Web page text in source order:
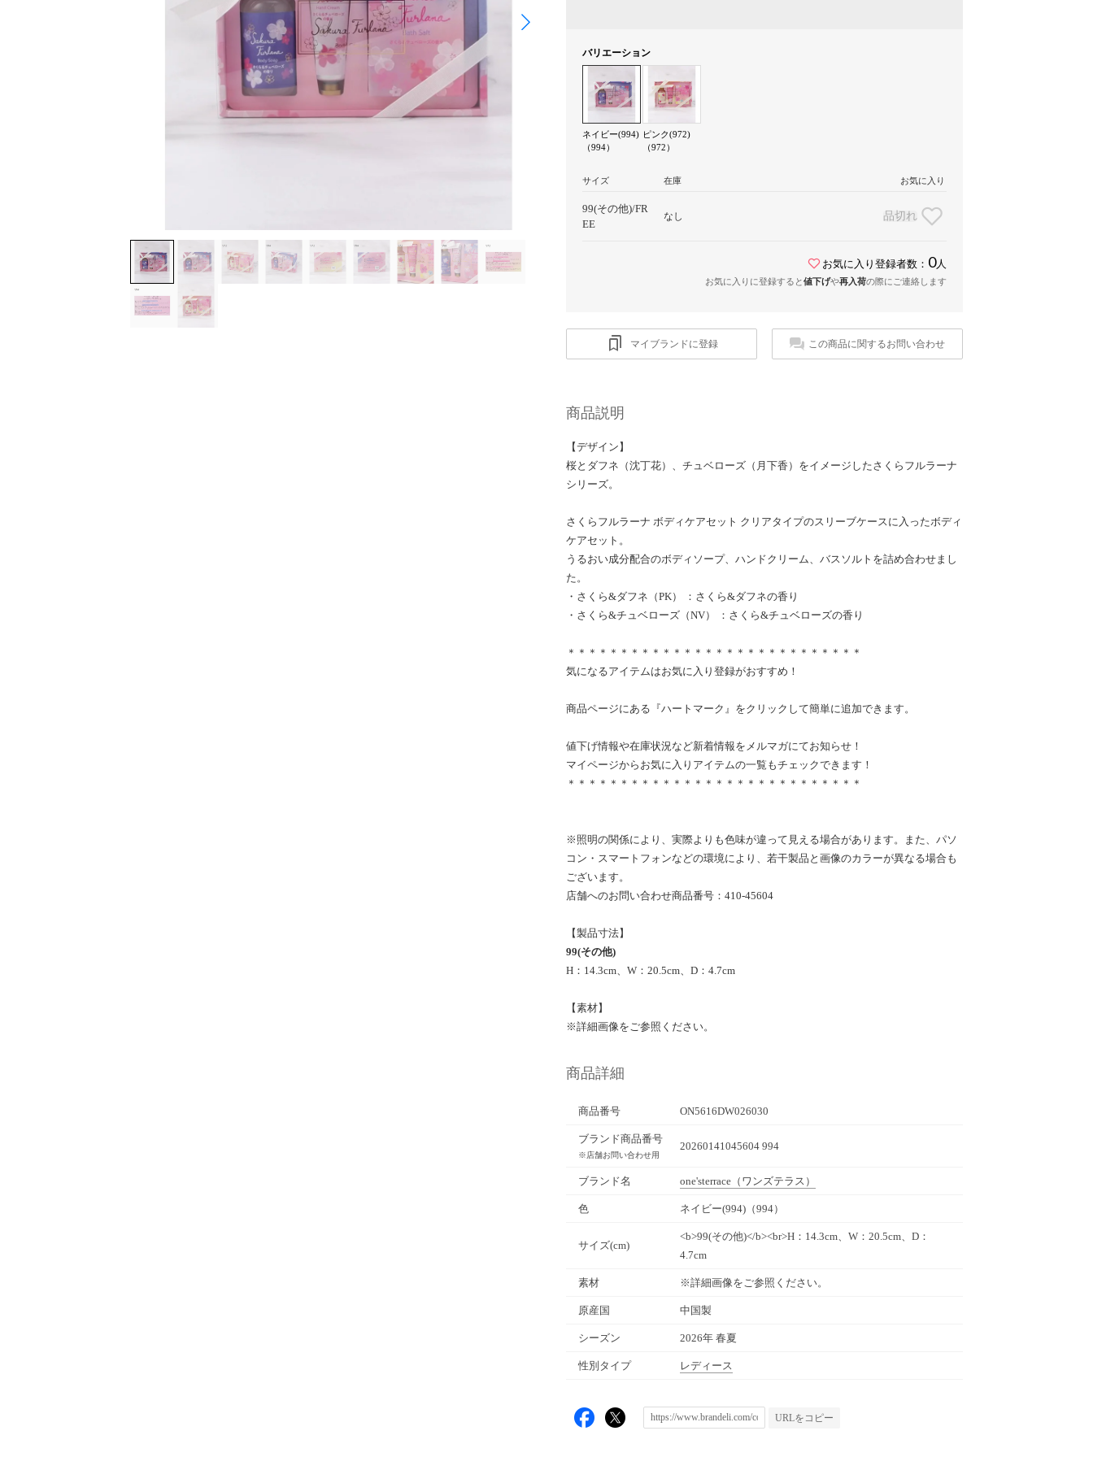
バリエーション
ネイビー(994)
（994）
ピンク(972)
（972）
サイズ 在庫 お気に入り
99(その他)/FR
EE
なし 品切れ
お気に入り登録者数： 0人
お気に入りに登録すると値下げや再入荷の際にご連絡します
マイブランドに登録 この商品に関するお問い合わせ
商品説明
【デザイン】
桜とダフネ（沈丁花）、チュベローズ（月下香）をイメージしたさくらフルラーナ
シリーズ。
さくらフルラーナ ボディケアセット クリアタイプのスリーブケースに入ったボディ
ケアセット。
うるおい成分配合のボディソープ、ハンドクリーム、バスソルトを詰め合わせまし
た。
・さくら&ダフネ（PK） ：さくら&ダフネの香り
・さくら&チュベローズ（NV） ：さくら&チュベローズの香り
＊＊＊＊＊＊＊＊＊＊＊＊＊＊＊＊＊＊＊＊＊＊＊＊＊＊＊＊
気になるアイテムはお気に入り登録がおすすめ！
商品ページにある『ハートマーク』をクリックして簡単に追加できます。
値下げ情報や在庫状況など新着情報をメルマガにてお知らせ！
マイページからお気に入りアイテムの一覧もチェックできます！
＊＊＊＊＊＊＊＊＊＊＊＊＊＊＊＊＊＊＊＊＊＊＊＊＊＊＊＊
※照明の関係により、実際よりも色味が違って見える場合があります。また、パソ
コン・スマートフォンなどの環境により、若干製品と画像のカラーが異なる場合も
ございます。
店舗へのお問い合わせ商品番号：410-45604
【製品寸法】
99(その他)
H：14.3cm、W：20.5cm、D：4.7cm
【素材】
※詳細画像をご参照ください。
商品詳細
商品番号 ON5616DW026030
ブランド商品番号
※店舗お問い合わせ用
20260141045604 994
ブランド名 one'sterrace （ワンズテラス）
色 ネイビー(994)（994）
サイズ(cm)
<b>99(その他)</b><br>H：14.3cm、W：20.5cm、D：
4.7cm
素材 ※詳細画像をご参照ください。
原産国 中国製
シーズン 2026年 春夏
性別タイプ レディース
URLをコピー